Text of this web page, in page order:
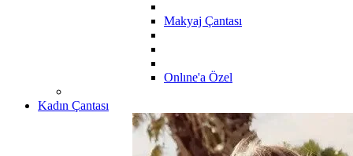
Makyaj Çantası
Onlıne'a Özel
Kadın Çantası